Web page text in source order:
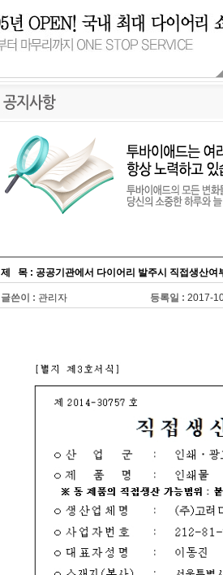
제 목 : 공공기관에서 다이어리 발주시 직접생산여
글쓴이 : 관리자 등록일 : 2017-